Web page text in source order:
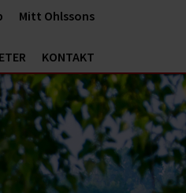
KONTAKT
Mitt Ohlssons